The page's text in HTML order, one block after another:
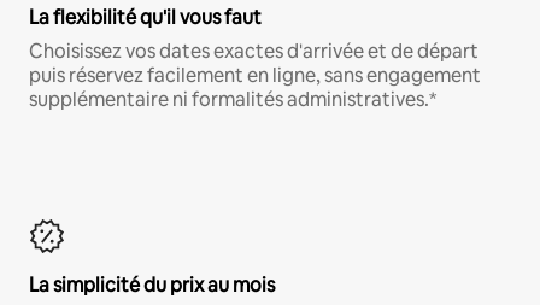
La flexibilité qu'il vous faut
Choisissez vos dates exactes d'arrivée et de départ
puis réservez facilement en ligne, sans engagement
supplémentaire ni formalités administratives.*
La simplicité du prix au mois